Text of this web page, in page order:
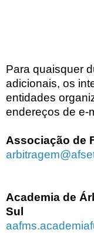
Para quaisquer
adicionais, os
entidades
endereços de e-
Associação de
Academia de
Sul